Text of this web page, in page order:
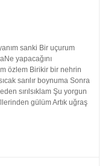
sanki Bir uçurum
yapacağını
özlem Birikir bir nehrin
sarılır boynuma Sonra
sırılsıklam Şu yorgun
gülüm Artık uğraş